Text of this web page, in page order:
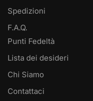
Spedizioni
F.A.Q.
Punti Fedeltà
Lista dei desideri
Chi Siamo
Contattaci